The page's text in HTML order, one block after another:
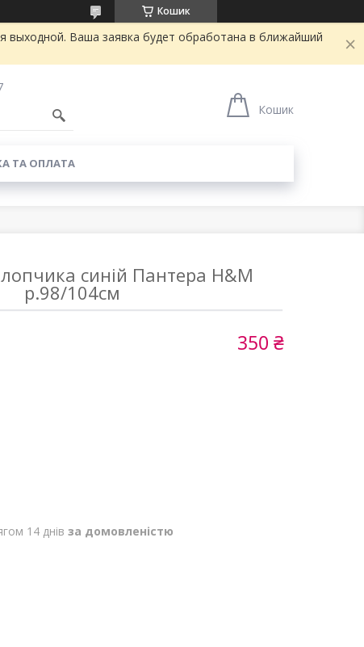
Кошик
выходной. Ваша заявка будет обработана в ближайший
Кошик
ТА ОПЛАТА
синій Пантера H&M
р.98/104см
350 ₴
14 днів за домовленістю